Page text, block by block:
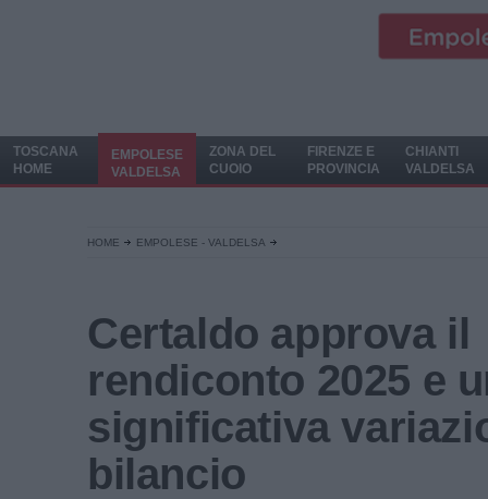
TOSCANA
HOME
EMPOLESE
VALDELSA
ZONA DEL
CUOIO
FIRENZE E
PROVINCIA
CHIANTI
VALDELSA
HOME EMPOLESE - VALDELSA
Certaldo approva il
rendiconto 2025 e
significativa
bilancio